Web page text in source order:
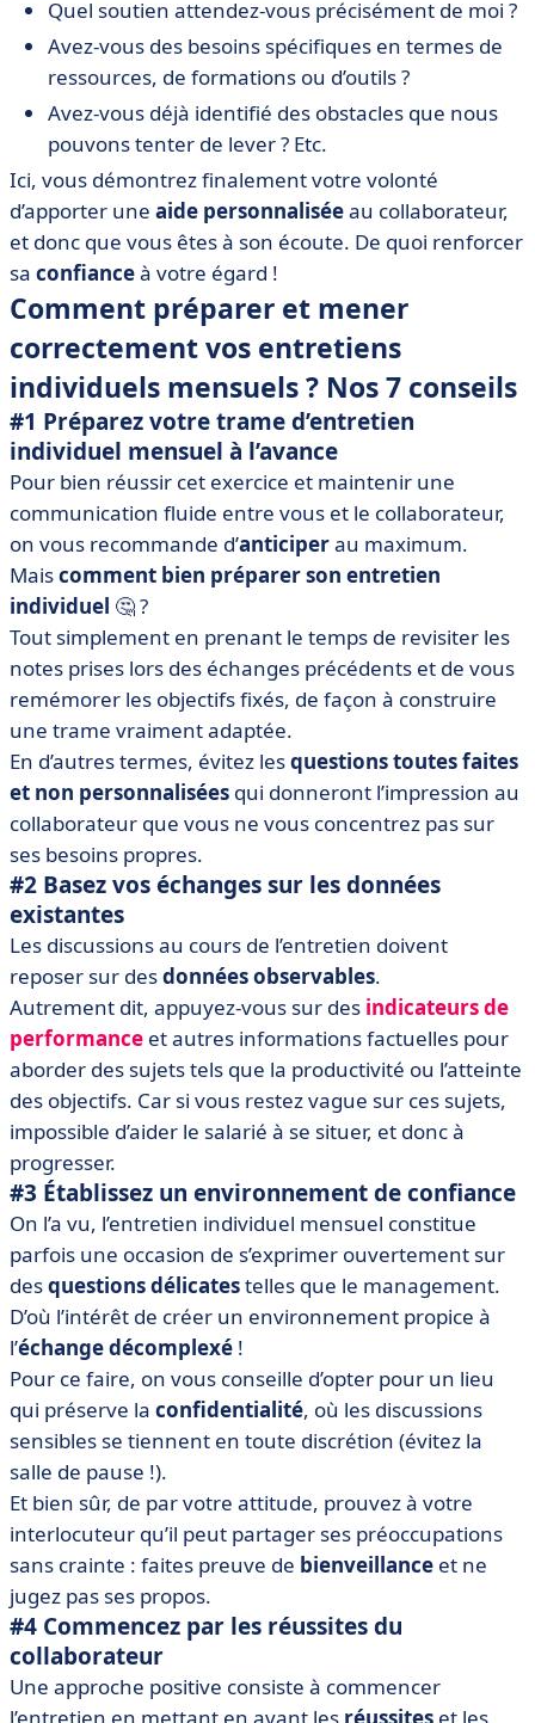
Quel soutien attendez-vous précisément de moi ?
Avez-vous des besoins spécifiques en termes de
ressources, de formations ou d’outils ?
Avez-vous déjà identifié des obstacles que nous
pouvons tenter de lever ? Etc.
Ici, vous démontrez finalement votre volonté
d’apporter une aide personnaliséeau collaborateur,
et donc que vous êtes à son écoute. De quoi renforcer
sa confianceà votre égard !
Comment préparer et mener
correctement vos entretiens
individuels mensuels ? Nos 7 conseils
#1 Préparez votre trame d’entretien
individuel mensuel à l’avance
Pour bien réussir cet exercice et maintenir une
communication fluide entre vous et le collaborateur,
on vous recommande d’anticiperau maximum.
Maiscomment bien préparer son entretien
individuel 🤔 ?
Tout simplement en prenant le temps de revisiter les
notes prises lors des échanges précédents et de vous
remémorer les objectifs fixés, de façon à construire
une trame vraiment adaptée.
En d’autres termes, évitez lesquestions toutes faites
et non personnalisées qui donneront l’impression au
collaborateur que vous ne vous concentrez pas sur
ses besoins propres.
#2 Basez vos échanges sur les données
existantes
Les discussions au cours de l’entretien doivent
reposer sur desdonnées observables.
Autrement dit, appuyez-vous sur des indicateurs de
performance et autres informations factuelles pour
aborder des sujets tels que la productivité ou l’atteinte
des objectifs. Car si vous restez vague sur ces sujets,
impossible d’aider le salarié à se situer, et donc à
progresser.
#3 Établissez un environnement de confiance
On l’a vu, l’entretien individuel mensuel constitue
parfois une occasion de s’exprimer ouvertement sur
desquestions délicatestelles que le management.
D’où l’intérêt de créer un environnement propice à
l’échange décomplexé !
Pour ce faire, on vous conseille d’opter pour un lieu
qui préserve la confidentialité, où les discussions
sensibles se tiennent en toute discrétion (évitez la
salle de pause !).
Et bien sûr, de par votre attitude, prouvez à votre
interlocuteur qu’il peut partager ses préoccupations
sans crainte : faites preuve de bienveillance et ne
jugez pas ses propos.
#4 Commencez par les réussites du
collaborateur
Une approche positive consiste à commencer